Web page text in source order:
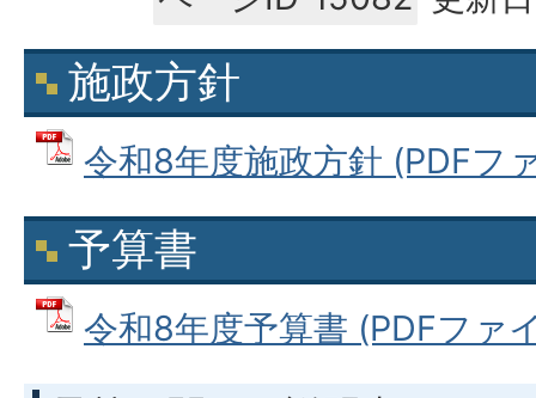
施政方針
令和8年度施政方針 (PDFフ
予算書
令和8年度予算書 (PDFファ